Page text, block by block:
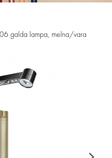
galda lampa, melna/vara